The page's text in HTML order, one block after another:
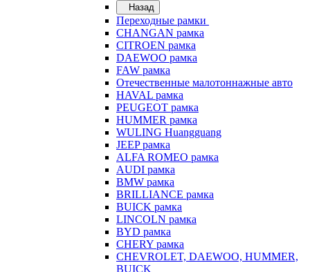
Назад
Переходные рамки
CHANGAN рамка
CITROEN рамка
DAEWOO рамка
FAW рамка
Отечественные малотоннажные авто
HAVAL рамка
PEUGEOT рамка
HUMMER рамка
WULING Huangguang
JEEP рамка
ALFA ROMEO рамка
AUDI рамка
BMW рамка
BRILLIANCE рамка
BUICK рамка
LINCOLN рамка
BYD рамка
CHERY рамка
CHEVROLET, DAEWOO, HUMMER,
BUICK